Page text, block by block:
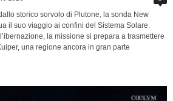
storico sorvolo di Plutone, la sonda New
il suo viaggio ai confini del Sistema Solare.
la missione si prepara a trasmettere
una regione ancora in gran parte